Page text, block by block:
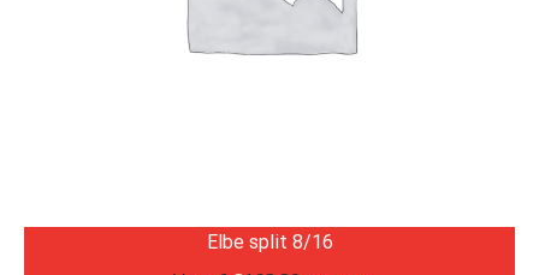
Elbe split 8/16